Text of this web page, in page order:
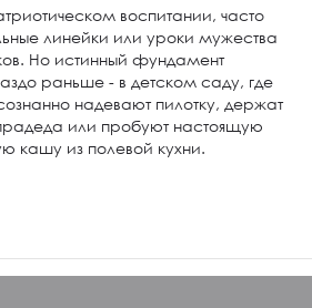
воспитании, часто
линейки или уроки мужества
Но истинный фундамент
раньше - в детском саду, где
надевают пилотку, держат
или пробуют настоящую
кашу из полевой кухни.